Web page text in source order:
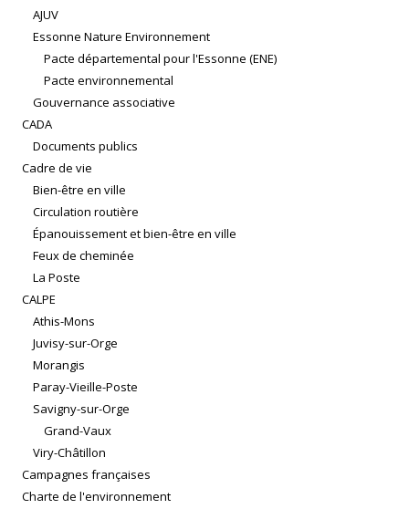
AJUV
Essonne Nature Environnement
Pacte départemental pour l'Essonne (ENE)
Pacte environnemental
Gouvernance associative
CADA
Documents publics
Cadre de vie
Bien-être en ville
Circulation routière
Épanouissement et bien-être en ville
Feux de cheminée
La Poste
CALPE
Athis-Mons
Juvisy-sur-Orge
Morangis
Paray-Vieille-Poste
Savigny-sur-Orge
Grand-Vaux
Viry-Châtillon
Campagnes françaises
Charte de l'environnement